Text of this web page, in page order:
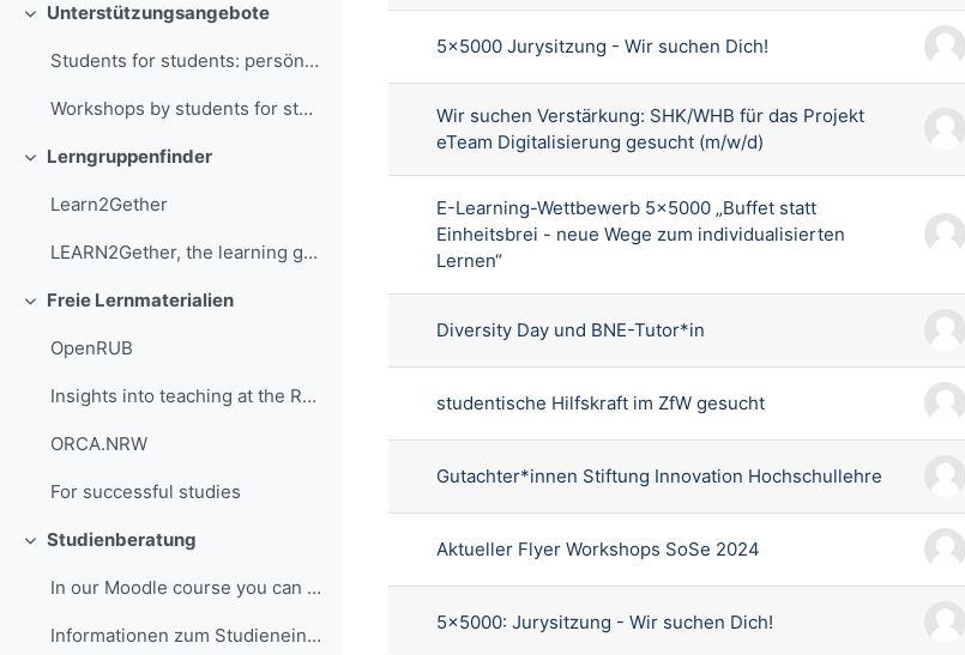
Einklappen
Unterstützungsangebote
Students for students: persönliche Beratung Wir be...
Workshops by students for students You can also ge...
Einklappen
Lerngruppenfinder
Learn2Gether
LEARN2Gether, the learning group finder of the RUB
Einklappen
Freie Lernmaterialien
OpenRUB
Insights into teaching at the RUB
ORCA.NRW
For successful studies
Einklappen
Studienberatung
In our Moodle course you can find the most importa...
Informationen zum Studieneinstieg - Zentrale Studi...
5x5000 Jurysitzung - Wir suchen Dich!
Wir suchen Verstärkung: SHK/WHB für das Projekt
eTeam Digitalisierung gesucht (m/w/d)
E-Learning-Wettbewerb 5x5000 „Buffet statt
Einheitsbrei - neue Wege zum individualisierten
Lernen“
Diversity Day und BNE-Tutor*in
studentische Hilfskraft im ZfW gesucht
Gutachter*innen Stiftung Innovation Hochschullehre
Aktueller Flyer Workshops SoSe 2024
5x5000: Jurysitzung - Wir suchen Dich!